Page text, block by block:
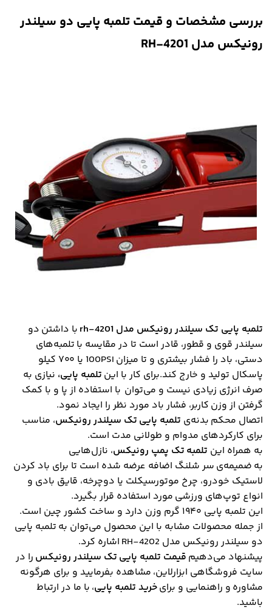
بررسی مشخصات و قیمت تلمبه پایی دو سیلندر
رونیکس مدل RH-4201
تلمبه پایی تک سیلندر رونیکس مدل rh-4201
با داشتن دو
سیلندر قوی و قطور، قادر است تا در مقایسه با تلمبه‌های
دستی، باد را فشار بیشتری و تا میزان 100PSI یا ۷۰۰ کیلو
پاسکال تولید و خارج کند.برای کار با این تلمبه پایی، نیازی به
صرف انرژی زیادی نیست و می‌توان با استفاده از پا و با کمک
گرفتن از وزن کاربر، فشار باد مورد نظر را ایجاد نمود.
اتصال محکم بدنه‌ی تلمبه پایی تک سیلندر رونیکس، مناسب
برای کارکردهای مدوام و طولانی مدت است.
به همراه این تلمبه تک پمپ رونیکس، نازل‌هایی
به ضمیمه‌ی سر شلنگ اضافه عرضه شده است تا برای باد کردن
لاستیک خودرو، چرخ موتورسیکلت یا دوچرخه، قایق بادی و
انواع توپ‌‌های ورزشی مورد استفاده قرار بگیرد.
این تلمبه پایی ۱۹۴۰ گرم وزن دارد و ساخت کشور چین است.
از جمله محصولات مشابه با این محصول می‌توان به تلمبه پایی
دو سیلندر رونیکس مدل RH-4202 اشاره کرد.
پیشنهاد می‌دهیم قیمت تلمبه پایی تک سیلندر رونیکس را در
سایت فروشگاهی ابزارلاین، مشاهده بفرمایید و برای هرگونه
مشاوره و راهنمایی و برایخرید تلمبه پایی، با ما در ارتباط
باشید.